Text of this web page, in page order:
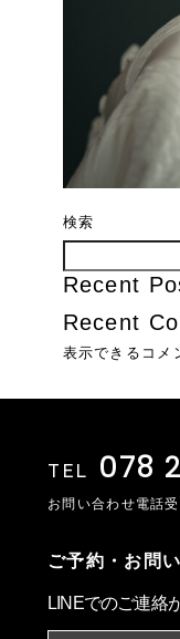
検索
Recent
Recent
表示できるコメ
TEL 078
お問い合わせ電話
ご予約・お問
LINEでのご連絡